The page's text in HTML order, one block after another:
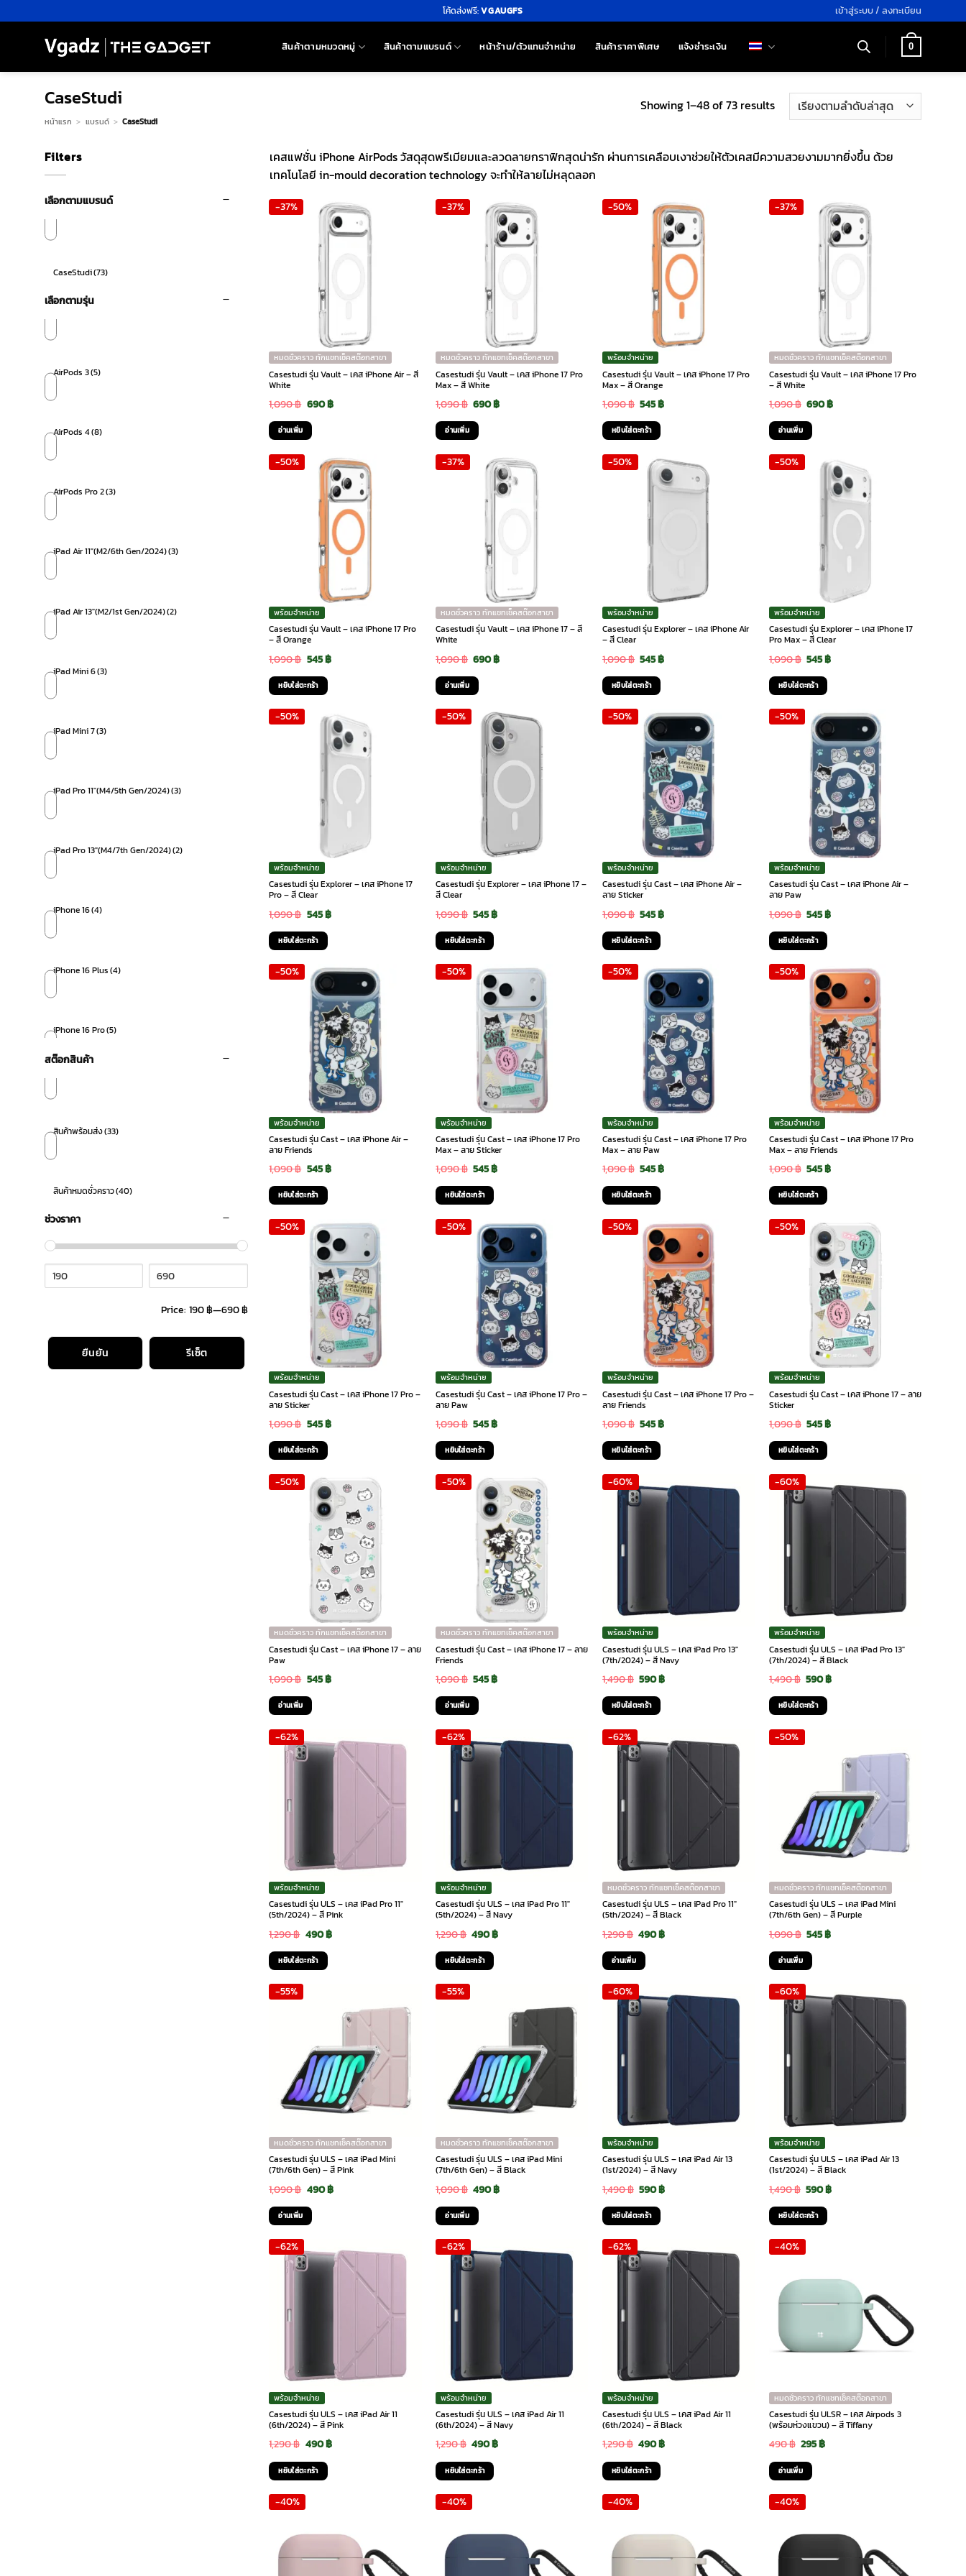
ไป
โค้ดส่งฟรี:VGAUGFS เข้าสู่ระบบ / ลงทะเบียน
สินค้าตามหมวดหมู่ สินค้าตามแบรนด์ หน้าร้าน/ตัวแทนจำหน่าย สินค้าราคาพิเศษ แจ้งชำระเงิน 0
CaseStudi
หน้าแรก > แบรนด์ > CaseStudi
Showing 1–48 of 73 resultsSorted
Filters
เลือกตามแบรนด์
CaseStudi(73)
เลือกตามรุ่น
AirPods 3(5)
AirPods 4(8)
AirPods Pro 2(3)
iPad Air 11"(M2/6th Gen/2024)(3)
iPad Air 13"(M2/1st Gen/2024)(2)
iPad Mini 6(3)
iPad Mini 7(3)
iPad Pro 11"(M4/5th Gen/2024)(3)
iPad Pro 13"(M4/7th Gen/2024)(2)
iPhone 16(4)
iPhone 16 Plus(4)
iPhone 16 Pro(5)
สต๊อกสินค้า
สินค้าพร้อมส่ง(33)
สินค้าหมดชั่วคราว(40)
ช่วงราคา
Price: 190 ฿—690 ฿
ยืนยัน รีเซ็ต
เคสแฟชั่น iPhone AirPods วัสดุสุดพรีเมียมและลวดลายกราฟิกสุดน่ารัก ผ่านการเคลือบเงาช่วยให้ตัวเคสมีความสวยงามมากยิ่งขึ้น ด้วย
เทคโนโลยี in-mould decoration technology จะทำให้ลายไม่หลุดลอก
-37%
หมดชั่วคราว ทักแชทเช็คสต๊อกสาขา
Casestudi รุ่น Vault – เคส iPhone Air – สี
White
1,090฿ Original
price
was:
1,090 ฿.
690฿Current
690 ฿.
อ่านเพิ่ม
-37%
หมดชั่วคราว ทักแชทเช็คสต๊อกสาขา
Casestudi รุ่น Vault – เคส iPhone 17 Pro
Max – สี White
1,090฿ Original
price
was:
1,090 ฿.
690฿Current
690 ฿.
อ่านเพิ่ม
-50%
พร้อมจำหน่าย
Casestudi รุ่น Vault – เคส iPhone 17 Pro
Max – สี Orange
1,090฿ Original
price
was:
1,090 ฿.
545฿Current
545 ฿.
หยิบใส่ตะกร้า
-37%
หมดชั่วคราว ทักแชทเช็คสต๊อกสาขา
Casestudi รุ่น Vault – เคส iPhone 17 Pro
– สี White
1,090฿ Original
price
was:
1,090 ฿.
690฿Current
690 ฿.
อ่านเพิ่ม
-50%
พร้อมจำหน่าย
Casestudi รุ่น Vault – เคส iPhone 17 Pro
– สี Orange
1,090฿ Original
price
was:
1,090 ฿.
545฿Current
545 ฿.
หยิบใส่ตะกร้า
-37%
หมดชั่วคราว ทักแชทเช็คสต๊อกสาขา
Casestudi รุ่น Vault – เคส iPhone 17 – สี
White
1,090฿ Original
price
was:
1,090 ฿.
690฿Current
690 ฿.
อ่านเพิ่ม
-50%
พร้อมจำหน่าย
Casestudi รุ่น Explorer – เคส iPhone Air
– สี Clear
1,090฿ Original
price
was:
1,090 ฿.
545฿Current
545 ฿.
หยิบใส่ตะกร้า
-50%
พร้อมจำหน่าย
Casestudi รุ่น Explorer – เคส iPhone 17
Pro Max – สี Clear
1,090฿ Original
price
was:
1,090 ฿.
545฿Current
545 ฿.
หยิบใส่ตะกร้า
-50%
พร้อมจำหน่าย
Casestudi รุ่น Explorer – เคส iPhone 17
Pro – สี Clear
1,090฿ Original
price
was:
1,090 ฿.
545฿Current
545 ฿.
หยิบใส่ตะกร้า
-50%
พร้อมจำหน่าย
Casestudi รุ่น Explorer – เคส iPhone 17 –
สี Clear
1,090฿ Original
price
was:
1,090 ฿.
545฿Current
545 ฿.
หยิบใส่ตะกร้า
-50%
พร้อมจำหน่าย
Casestudi รุ่น Cast – เคส iPhone Air –
ลาย Sticker
1,090฿ Original
price
was:
1,090 ฿.
545฿Current
545 ฿.
หยิบใส่ตะกร้า
-50%
พร้อมจำหน่าย
Casestudi รุ่น Cast – เคส iPhone Air –
ลาย Paw
1,090฿ Original
price
was:
1,090 ฿.
545฿Current
545 ฿.
หยิบใส่ตะกร้า
-50%
พร้อมจำหน่าย
Casestudi รุ่น Cast – เคส iPhone Air –
ลาย Friends
1,090฿ Original
price
was:
1,090 ฿.
545฿Current
545 ฿.
หยิบใส่ตะกร้า
-50%
พร้อมจำหน่าย
Casestudi รุ่น Cast – เคส iPhone 17 Pro
Max – ลาย Sticker
1,090฿ Original
price
was:
1,090 ฿.
545฿Current
545 ฿.
หยิบใส่ตะกร้า
-50%
พร้อมจำหน่าย
Casestudi รุ่น Cast – เคส iPhone 17 Pro
Max – ลาย Paw
1,090฿ Original
price
was:
1,090 ฿.
545฿Current
545 ฿.
หยิบใส่ตะกร้า
-50%
พร้อมจำหน่าย
Casestudi รุ่น Cast – เคส iPhone 17 Pro
Max – ลาย Friends
1,090฿ Original
price
was:
1,090 ฿.
545฿Current
545 ฿.
หยิบใส่ตะกร้า
-50%
พร้อมจำหน่าย
Casestudi รุ่น Cast – เคส iPhone 17 Pro –
ลาย Sticker
1,090฿ Original
price
was:
1,090 ฿.
545฿Current
545 ฿.
หยิบใส่ตะกร้า
-50%
พร้อมจำหน่าย
Casestudi รุ่น Cast – เคส iPhone 17 Pro –
ลาย Paw
1,090฿ Original
price
was:
1,090 ฿.
545฿Current
545 ฿.
หยิบใส่ตะกร้า
-50%
พร้อมจำหน่าย
Casestudi รุ่น Cast – เคส iPhone 17 Pro –
ลาย Friends
1,090฿ Original
price
was:
1,090 ฿.
545฿Current
545 ฿.
หยิบใส่ตะกร้า
-50%
พร้อมจำหน่าย
Casestudi รุ่น Cast – เคส iPhone 17 – ลาย
Sticker
1,090฿ Original
price
was:
1,090 ฿.
545฿Current
545 ฿.
หยิบใส่ตะกร้า
-50%
หมดชั่วคราว ทักแชทเช็คสต๊อกสาขา
Casestudi รุ่น Cast – เคส iPhone 17 – ลาย
Paw
1,090฿ Original
price
was:
1,090 ฿.
545฿Current
545 ฿.
อ่านเพิ่ม
-50%
หมดชั่วคราว ทักแชทเช็คสต๊อกสาขา
Casestudi รุ่น Cast – เคส iPhone 17 – ลาย
Friends
1,090฿ Original
price
was:
1,090 ฿.
545฿Current
545 ฿.
อ่านเพิ่ม
-60%
พร้อมจำหน่าย
Casestudi รุ่น ULS – เคส iPad Pro 13″
(7th/2024) – สี Navy
1,490฿ Original
price
was:
1,490 ฿.
590฿Current
590 ฿.
หยิบใส่ตะกร้า
-60%
พร้อมจำหน่าย
Casestudi รุ่น ULS – เคส iPad Pro 13″
(7th/2024) – สี Black
1,490฿ Original
price
was:
590฿Current
หยิบใส่ตะกร้า
-62%
พร้อมจำหน่าย
Casestudi รุ่น ULS – เคส iPad Pro 11″
(5th/2024) – สี Pink
1,290฿ Original
price
was:
490฿Current
หยิบใส่ตะกร้า
-62%
พร้อมจำหน่าย
Casestudi รุ่น ULS – เคส iPad Pro 11″
(5th/2024) – สี Navy
1,290฿ Original
price
was:
490฿Current
หยิบใส่ตะกร้า
-62%
หมดชั่วคราว ทักแชทเช็คสต๊อกสาขา
Casestudi รุ่น ULS – เคส iPad Pro 11″
(5th/2024) – สี Black
1,290฿ Original
price
was:
1,290 ฿.
490฿Current
490 ฿.
อ่านเพิ่ม
-50%
หมดชั่วคราว ทักแชทเช็คสต๊อกสาขา
Casestudi รุ่น ULS – เคส iPad Mini
(7th/6th Gen) – สี Purple
1,090฿ Original
price
was:
1,090 ฿.
545฿Current
545 ฿.
อ่านเพิ่ม
-55%
หมดชั่วคราว ทักแชทเช็คสต๊อกสาขา
Casestudi รุ่น ULS – เคส iPad Mini
(7th/6th Gen) – สี Pink
1,090฿ Original
price
was:
1,090 ฿.
490฿Current
490 ฿.
อ่านเพิ่ม
-55%
หมดชั่วคราว ทักแชทเช็คสต๊อกสาขา
Casestudi รุ่น ULS – เคส iPad Mini
(7th/6th Gen) – สี Black
1,090฿ Original
price
was:
1,090 ฿.
490฿Current
490 ฿.
อ่านเพิ่ม
-60%
พร้อมจำหน่าย
Casestudi รุ่น ULS – เคส iPad Air 13
(1st/2024) – สี Navy
1,490฿ Original
price
was:
1,490 ฿.
590฿Current
590 ฿.
หยิบใส่ตะกร้า
-60%
พร้อมจำหน่าย
Casestudi รุ่น ULS – เคส iPad Air 13
(1st/2024) – สี Black
1,490฿ Original
price
was:
1,490 ฿.
590฿Current
หยิบใส่ตะกร้า
-62%
พร้อมจำหน่าย
Casestudi รุ่น ULS – เคส iPad Air 11
(6th/2024) – สี Pink
1,290฿ Original
price
was:
1,290 ฿.
490฿Current
หยิบใส่ตะกร้า
-62%
พร้อมจำหน่าย
Casestudi รุ่น ULS – เคส iPad Air 11
(6th/2024) – สี Navy
1,290฿ Original
price
was:
1,290 ฿.
490฿Current
หยิบใส่ตะกร้า
-62%
พร้อมจำหน่าย
Casestudi รุ่น ULS – เคส iPad Air 11
(6th/2024) – สี Black
1,290฿ Original
price
was:
1,290 ฿.
490฿Current
หยิบใส่ตะกร้า
-40%
หมดชั่วคราว ทักแชทเช็คสต๊อกสาขา
Casestudi รุ่น ULSR – เคส Airpods 3
(พร้อมห่วงแขวน) – สี Tiffany
490฿ Original
price
was:
490 ฿.
295฿Current
อ่านเพิ่ม
-40% -40% -40% -40%